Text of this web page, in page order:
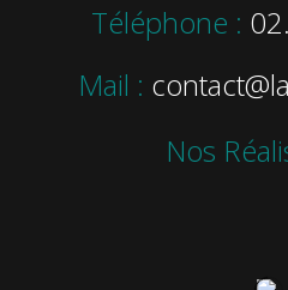
Téléphone :
Mail :
Nos